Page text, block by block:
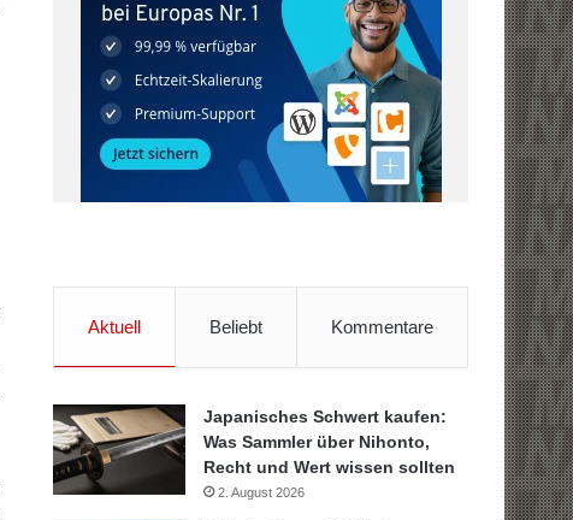
Aktuell Beliebt Kommentare
Japanisches Schwert kaufen:
Was Sammler über Nihonto,
Recht und Wert wissen sollten
2. August 2026